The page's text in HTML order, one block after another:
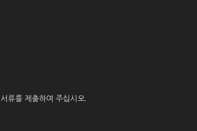
류를 제출하여 주십시오.